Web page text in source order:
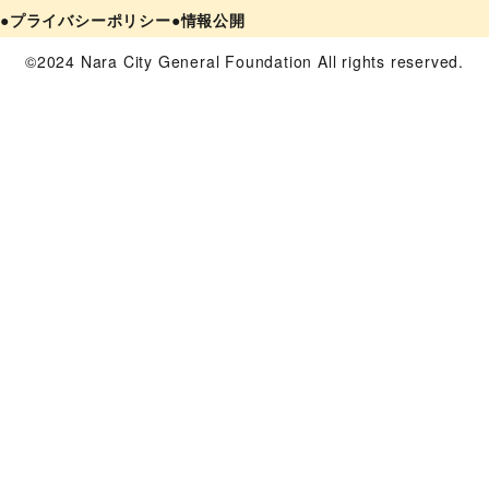
●プライバシーポリシー●情報公開
©2024 Nara City General Foundation All rights reserved.